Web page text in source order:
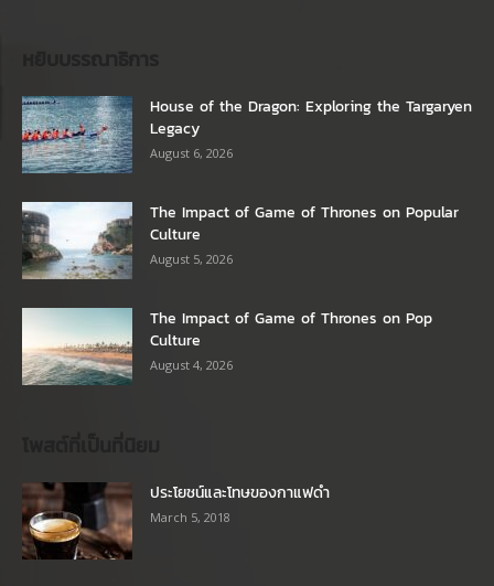
House of the Dragon: Exploring the Targaryen
Legacy
August 6, 2026
The Impact of Game of Thrones on Popular
Culture
August 5, 2026
The Impact of Game of Thrones on Pop
Culture
August 4, 2026
ประโยชน์และโทษของกาแฟดำ
March 5, 2018